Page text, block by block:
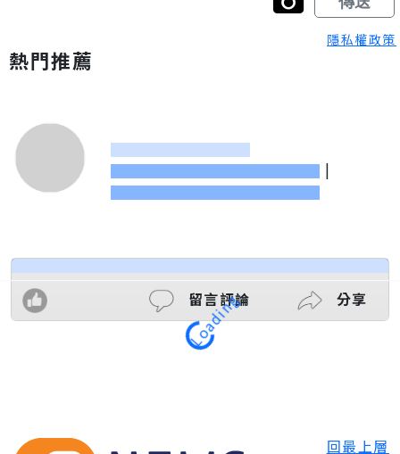
隱私權政策
熱門推薦
|
留言評論 分享
Loading
回最上層